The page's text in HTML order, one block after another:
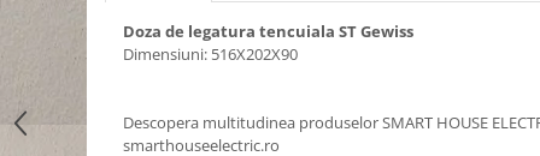
Doza de legatura tencuiala ST Gewiss
Dimensiuni: 516X202X90
Descopera multitudinea produselor SMART HOUSE
smarthouseelectric.ro